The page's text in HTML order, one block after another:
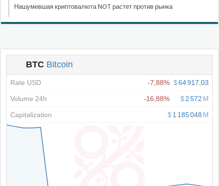
Нашумевшая криптовалюта NOT растет против рынка